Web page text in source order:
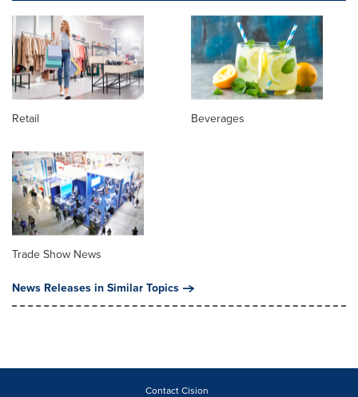
Retail Beverages
Trade Show News
News Releases in Similar Topics
Contact Cision